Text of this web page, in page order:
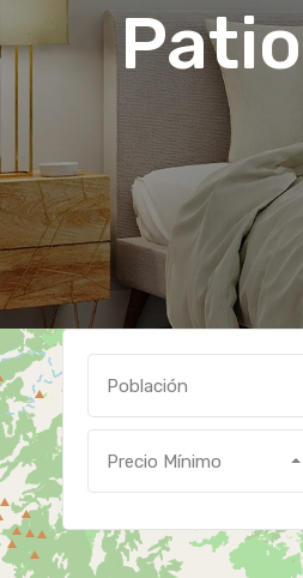
Patio
Población
Precio Mínimo